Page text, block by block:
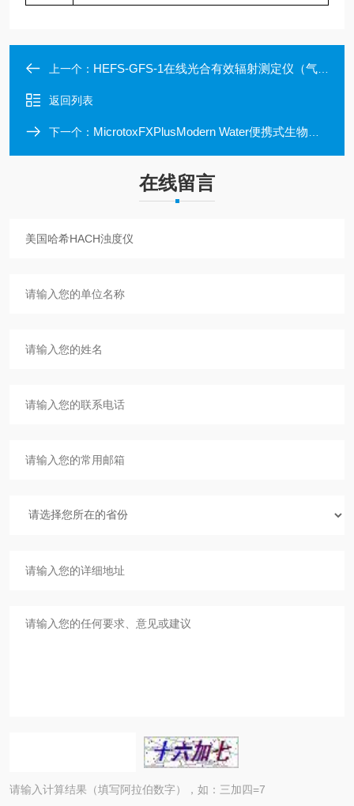
上一个： HEFS-GFS-1在线光合有效辐射测定仪（气象监测仪器））
返回列表
下一个： MicrotoxFXPlusModern Water便携式生物毒性检测仪
在线留言
请输入计算结果（填写阿拉伯数字），如：三加四=7